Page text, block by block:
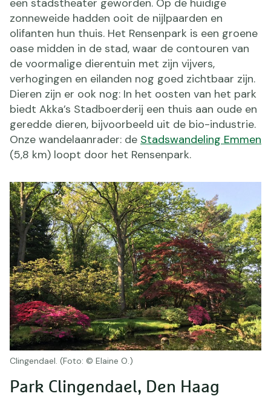
een stadstheater geworden. Op de huidige
zonneweide hadden ooit de nijlpaarden en
olifanten hun thuis. Het Rensenpark is een groene
oase midden in de stad, waar de contouren van
de voormalige dierentuin met zijn vijvers,
verhogingen en eilanden nog goed zichtbaar zijn.
Dieren zijn er ook nog: In het oosten van het park
biedt Akka’s Stadboerderij een thuis aan oude en
geredde dieren, bijvoorbeeld uit de bio-industrie.
Onze wandelaanrader: de Stadswandeling Emmen
(5,8 km) loopt door het Rensenpark.
Park Clingendael, Den Haag
Clingendael. (Foto: © Elaine O.)